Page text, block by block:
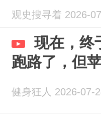
观史搜寻着 2026-
现在，终
跑路了，但
健身狂人 2026-07-